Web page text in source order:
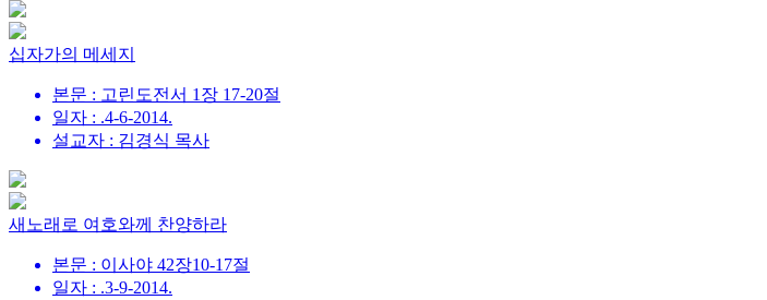
십자가의 메세지
본문 : 고린도전서 1장 17-20절
일자 : .4-6-2014.
설교자 : 김경식 목사
새노래로 여호와께 찬양하라
본문 : 이사야 42장10-17절
일자 : .3-9-2014.